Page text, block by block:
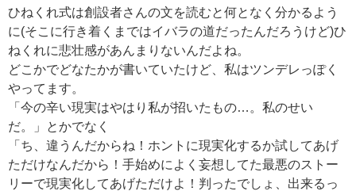
ひねくれ式は創設者さんの文を読むと何となく分かるよう
に(そこに行き着くまではイバラの道だったんだろうけど)ひ
ねくれに悲壮感があんまりないんだよね。
どこかでどなたかが書いていたけど、私はツンデレっぽく
やってます。
「今の辛い現実はやはり私が招いたもの…。私のせい
だ。」とかでなく
「ち、違うんだからね！ホントに現実化するか試してあげ
ただけなんだから！手始めによく妄想してた最悪のストー
リーで現実化してあげただけよ！判ったでしょ、出来るっ